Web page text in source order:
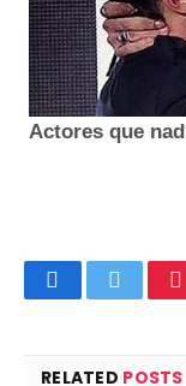
FacebookTwitter
RELATED POSTS